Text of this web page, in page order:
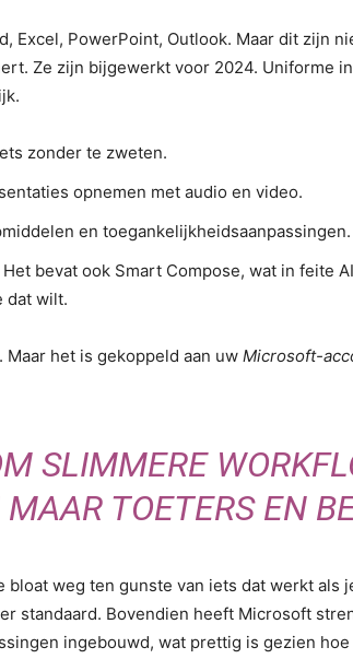
Excel, PowerPoint, Outlook. Maar dit zijn
Ze zijn bijgewerkt voor 2024. Uniforme
zonder te zweten.
opnemen met audio en video.
en toegankelijkheidsaanpassingen.
bevat ook Smart Compose, wat in feite
dat wilt.
het is gekoppeld aan uw Microsoft-
SLIMMERE
TOETERS EN
bloat weg ten gunste van iets dat werkt als
standaard. Bovendien heeft Microsoft
ingebouwd, wat prettig is gezien